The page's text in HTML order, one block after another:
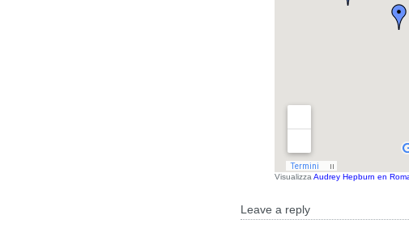
Visualizza Audrey Hepburn en
Leave a reply